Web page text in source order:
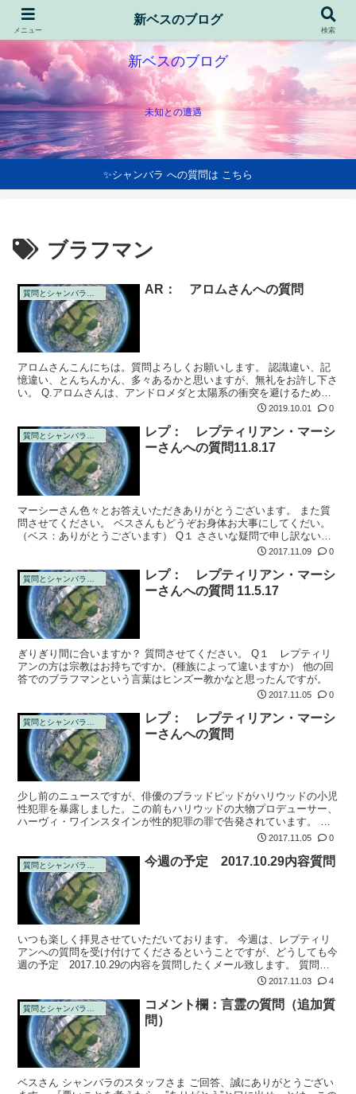
新ベスのブログ
未知との遭遇
✨シャンバラ への質問は こちら
ブラフマン
AR： アロムさんへの質問
アロムさんこんにちは。質問よろしくお願いします。 認識違い、記
憶違い、とんちんかん、多々あるかと思いますが、無礼をお許し下さ
い。 Q.アロムさんは、アンドロメダと太陽系の衝突を避けるため
に、プレアデスからやってきたベスさんの息子さん、と認識してま
2019.10.01 0
質問とシャンバラの回答
レプ： レプティリアン・マーシ
ーさんへの質問11.8.17
マーシーさん色々とお答えいただきありがとうございます。 また質
問させてください。 ベスさんもどうぞお身体お大事にしてくだい。
（ベス：ありがとうございます） Q１ ささいな疑問で申し訳ないで
すが、から 「我々は人間の尊厳という名の下で不正や嘘、偽りもま
2017.11.09 0
質問とシャンバラの回答
レプ： レプティリアン・マーシ
ーさんへの質問 11.5.17
ぎりぎり間に合いますか？ 質問させてください。 Q１ レプティリ
アンの方は宗教はお持ちですか。(種族によって違いますか） 他の回
答でのブラフマンという言葉はヒンズー教かなと思ったんですが。
2017.11.05 0
質問とシャンバラの回答
レプ： レプティリアン・マーシ
ーさんへの質問
少し前のニュースですが、俳優のブラッドピッドがハリウッドの小児
性犯罪を暴露しました。この前もハリウッドの大物プロデューサー、
ハーヴィ・ワインスタインが性的犯罪の罪で告発されています。 昔
なら表にはでなかったこのような犯罪も今は白日の下にさらされるよ
2017.11.05 0
今週の予定 2017.10.29内容質問
いつも楽しく拝見させていただいております。 今週は、レプティリ
アンへの質問を受け付けてくださるということですが、どうしても今
週の予定 2017.10.29の内容を質問したくメール致します。 質問で
2017.11.03 4
コメント欄：言霊の質問（追加質
問）
ベスさん シャンバラのスタッフさま ご回答、誠にありがとうござい
メニュー
新ベスのブログ
検索